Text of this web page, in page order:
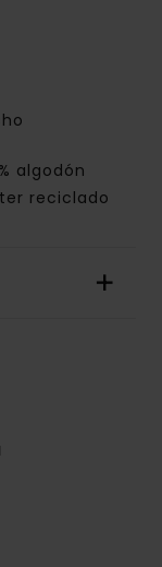
algodón
reciclado